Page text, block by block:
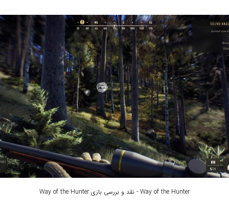
Way of the Hunter - نقد و بررسی بازی Way of the Hunter